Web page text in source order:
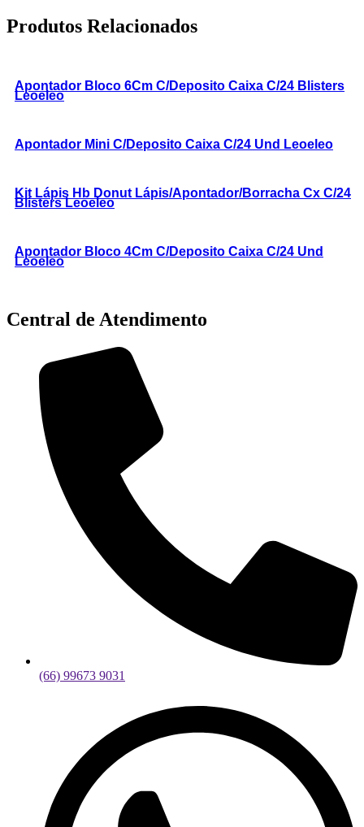
Produtos Relacionados
Apontador Bloco 6Cm C/Deposito Caixa C/24 Blisters
Leoeleo
Apontador Mini C/Deposito Caixa C/24 Und Leoeleo
Kit Lápis Hb Donut Lápis/Apontador/Borracha Cx C/24
Blisters Leoeleo
Apontador Bloco 4Cm C/Deposito Caixa C/24 Und
Leoeleo
Central de Atendimento
(66) 99673 9031